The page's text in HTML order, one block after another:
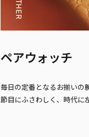
ペアウォッチ
毎日の定番となるお揃いの
節目にふさわしく、時代に